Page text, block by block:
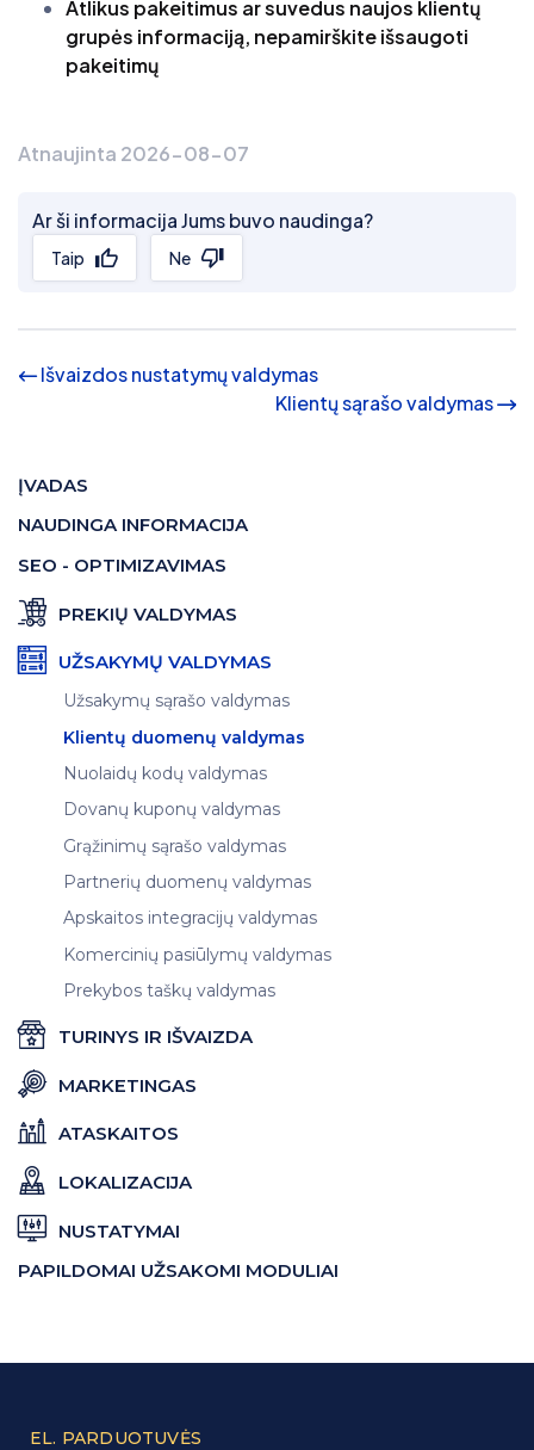
Atlikus pakeitimus ar suvedus naujos klientų
grupės informaciją, nepamirškite išsaugoti
pakeitimų
Atnaujinta 2026-08-07
Ar ši informacija Jums buvo naudinga?
Taip Ne
Išvaizdos nustatymų valdymas
Klientų sąrašo valdymas
ĮVADAS
NAUDINGA INFORMACIJA
SEO - OPTIMIZAVIMAS
PREKIŲ VALDYMAS
UŽSAKYMŲ VALDYMAS
Užsakymų sąrašo valdymas
Klientų duomenų valdymas
Nuolaidų kodų valdymas
Dovanų kuponų valdymas
Grąžinimų sąrašo valdymas
Partnerių duomenų valdymas
Apskaitos integracijų valdymas
Komercinių pasiūlymų valdymas
Prekybos taškų valdymas
TURINYS IR IŠVAIZDA
MARKETINGAS
ATASKAITOS
LOKALIZACIJA
NUSTATYMAI
PAPILDOMAI UŽSAKOMI MODULIAI
EL. PARDUOTUVĖS